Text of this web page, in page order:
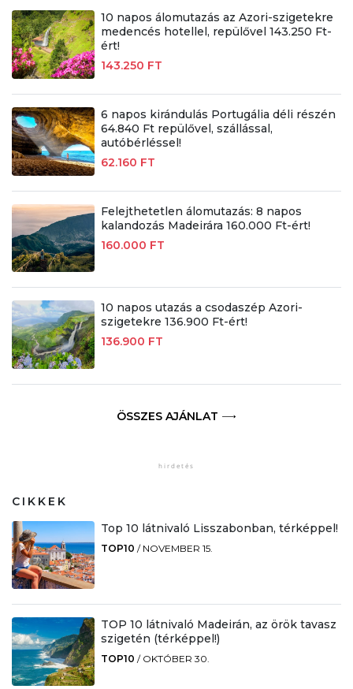
10 napos álomutazás az Azori-szigetekre
medencés hotellel, repülővel 143.250 Ft-
ért!
143.250 FT
6 napos kirándulás Portugália déli részén
64.840 Ft repülővel, szállással,
autóbérléssel!
62.160 FT
Felejthetetlen álomutazás: 8 napos
kalandozás Madeirára 160.000 Ft-ért!
160.000 FT
10 napos utazás a csodaszép Azori-
szigetekre 136.900 Ft-ért!
136.900 FT
ÖSSZES AJÁNLAT
CIKKEK
Top 10 látnivaló Lisszabonban, térképpel!
TOP10 / NOVEMBER 15.
TOP 10 látnivaló Madeirán, az örök tavasz
szigetén (térképpel!)
TOP10 / OKTÓBER 30.